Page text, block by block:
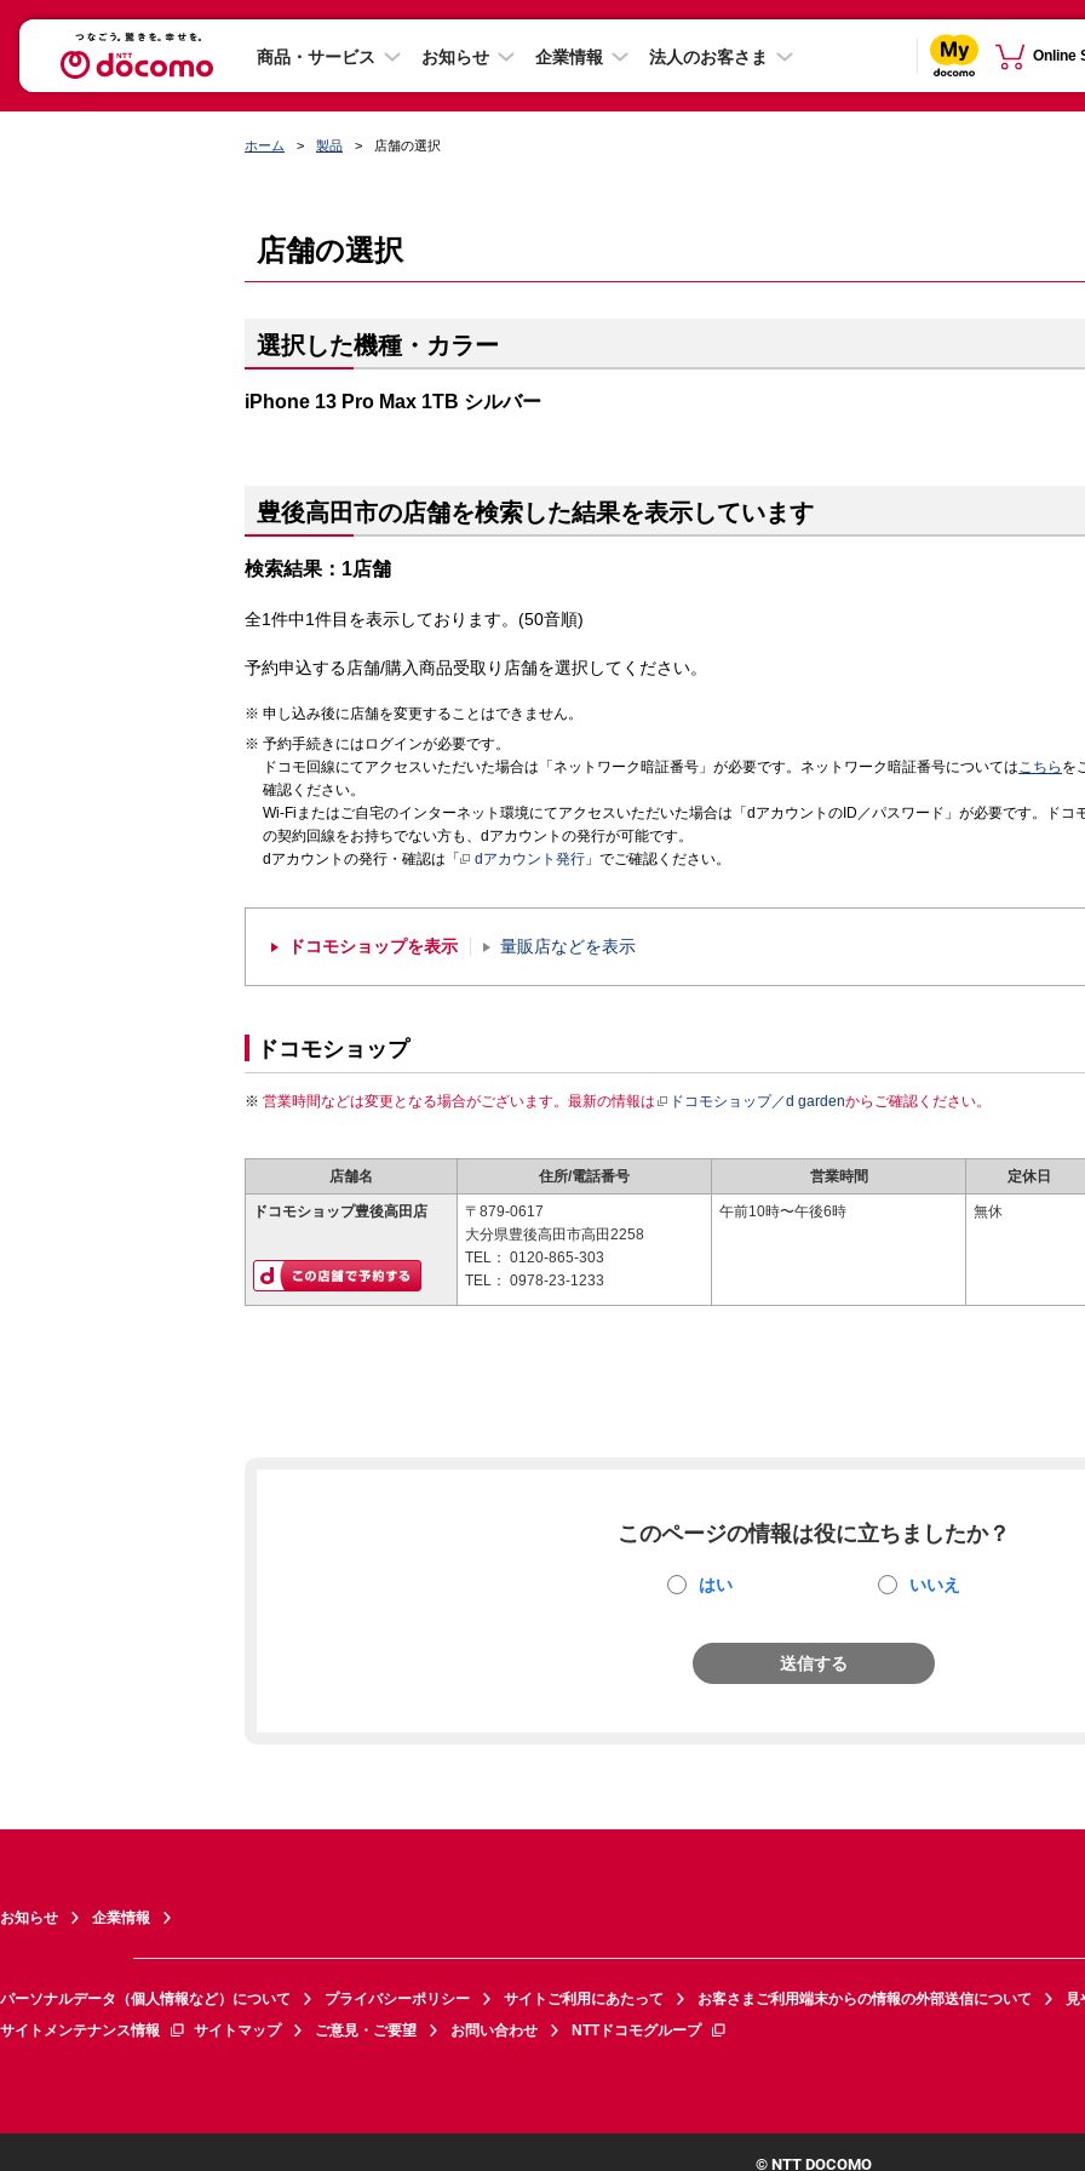
商品・サービス お知らせ 企業情報 法人のお客さま Online
ホーム 製品 店舗の選択
店舗の選択
選択した機種・カラー
iPhone 13 Pro Max 1TB シルバー
豊後高田市の店舗を検索した結果を表示しています
検索結果：1店舗
全1件中1件目を表示しております。(50音順)
予約申込する店舗/購入商品受取り店舗を選択してください。
申し込み後に店舗を変更することはできません。
予約手続きにはログインが必要です。
ドコモ回線にてアクセスいただいた場合は「ネットワーク暗証番号」が必要です。ネットワーク暗証番号についてはこちら を
確認ください。
Wi-Fiまたはご自宅のインターネット環境にてアクセスいただいた場合は「dアカウントのID／パスワード」が必要です。ドコ
の契約回線をお持ちでない方も、dアカウントの発行が可能です。
dアカウントの発行・確認は「
dアカウント発行 」でご確認ください。
ドコモショップを表示 量販店などを表示
ドコモショップ
営業時間などは変更となる場合がございます。最新の情報は ドコモショップ／d gardenからご確認ください。
店舗名 住所/電話番号 営業時間 定休日
ドコモショップ豊後高田店
〒879-0617
大分県豊後高田市高田2258
TEL： 0120-865-303
TEL： 0978-23-1233
午前10時〜午後6時 無休
このページの情報は役に立ちましたか？
はい いいえ
送信する
お知らせ 企業情報
パーソナルデータ（個人情報など）について プライバシーポリシー サイトご利用にあたって お客さまご利用端末からの情報の外部送信について
見
サイトメンテナンス情報
サイトマップ ご意見・ご要望 お問い合わせ NTTドコモグループ
© NTT DOCOMO